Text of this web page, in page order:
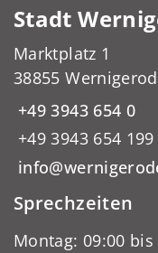
Stadt
Marktplatz 1
38855
+49 3943 654 0
+49 3943 654 199
Sprechzeiten
Montag: 09:00